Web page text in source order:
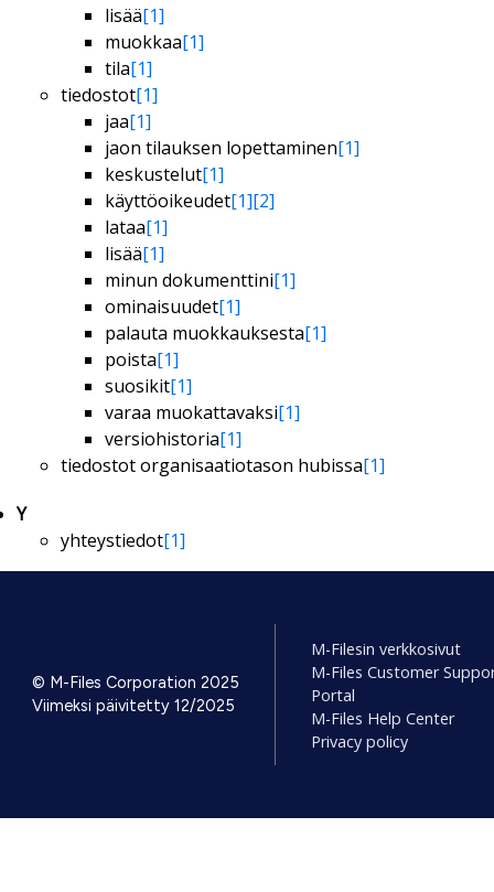
lisää[1]
muokkaa[1]
tila[1]
tiedostot[1]
jaa[1]
jaon tilauksen lopettaminen[1]
keskustelut[1]
käyttöoikeudet[1][2]
lataa[1]
lisää[1]
minun dokumenttini[1]
ominaisuudet[1]
palauta muokkauksesta[1]
poista[1]
suosikit[1]
varaa muokattavaksi[1]
versiohistoria[1]
tiedostot organisaatiotason hubissa[1]
Y
yhteystiedot[1]
© M-Files Corporation 2025
Viimeksi päivitetty 12/2025
M-Filesin verkkosivut
M-Files Customer
Portal
M-Files Help Center
Privacy policy